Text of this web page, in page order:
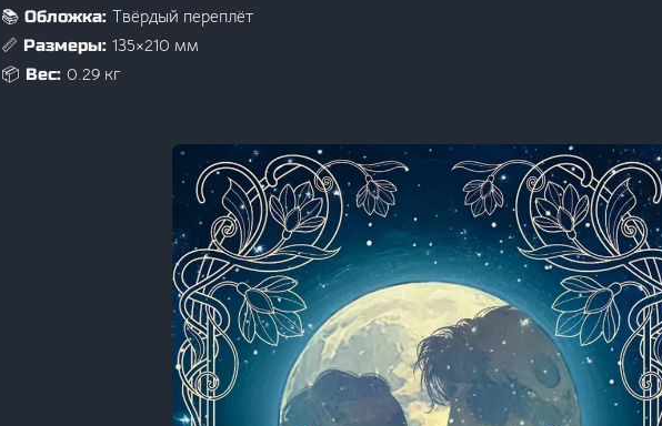
📚 Обложка: Твёрдый переплёт
📏 Размеры: 135×210 мм
📦 Вес: 0.29 кг